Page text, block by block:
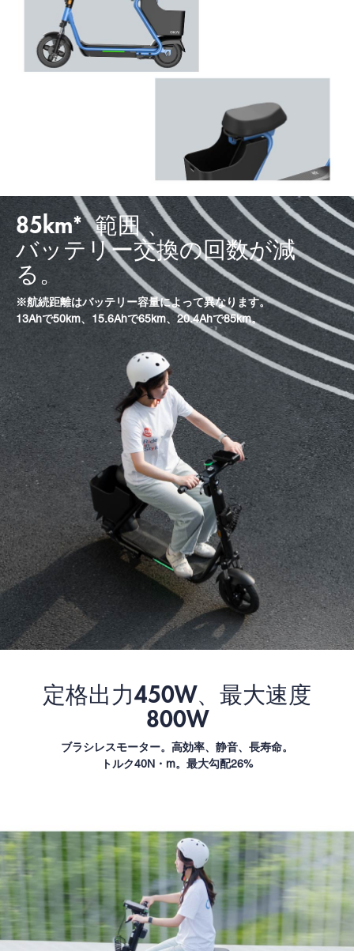
85km* 範囲 、
バッテリー交換の回数が減
る。
※航続距離はバッテリー容量によって異なります。
13Ahで50km、15.6Ahで65km、20.4Ahで85km。
定格出力450W、最大速度
800W
ブラシレスモーター。高効率、静音、長寿命。
トルク40N・m。最大勾配26%